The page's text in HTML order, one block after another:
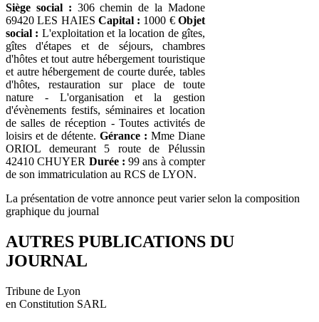
Siège social : 306 chemin de la Madone
69420 LES HAIES Capital : 1000 €Objet
social : L'exploitation et la location de gîtes,
gîtes d'étapes et de séjours, chambres
d'hôtes et tout autre hébergement touristique
et autre hébergement de courte durée, tables
d'hôtes, restauration sur place de toute
nature - L'organisation et la gestion
d'évènements festifs, séminaires et location
de salles de réception - Toutes activités de
loisirs et de détente. Gérance : Mme Diane
ORIOL demeurant 5 route de Pélussin
42410 CHUYER Durée : 99 ans à compter
de son immatriculation au RCS de LYON.
La présentation de votre annonce peut varier selon la composition
graphique du journal
AUTRES PUBLICATIONS DU
JOURNAL
Tribune de Lyon
en Constitution SARL